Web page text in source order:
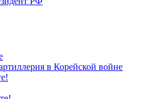
в Корейской войне